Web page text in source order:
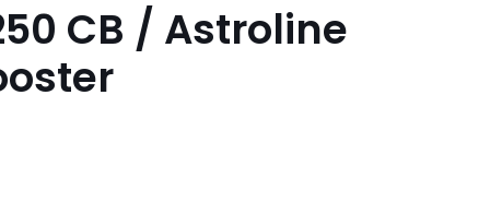
CB / Astroline